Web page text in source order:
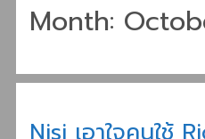
Month: